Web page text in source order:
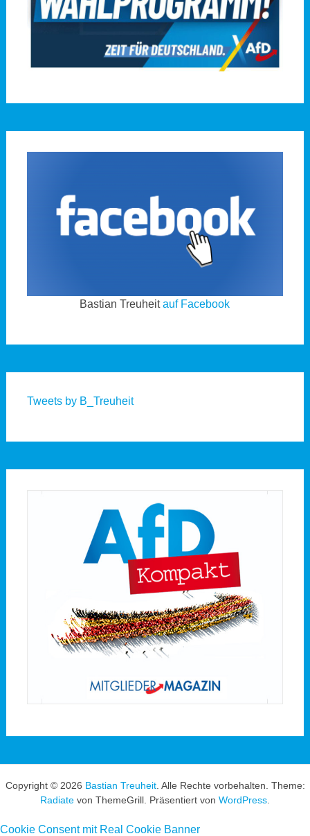
Bastian Treuheitauf Facebook
Tweets by B_Treuheit
Copyright © 2026 Bastian Treuheit. Alle Rechte vorbehalten. Theme:
Radiate von ThemeGrill. Präsentiert von WordPress
Cookie Consent mit Real Cookie Banner